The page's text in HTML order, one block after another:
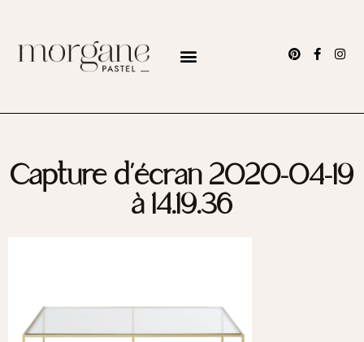
Capture d’écran 2020-04-19
à 14.19.36